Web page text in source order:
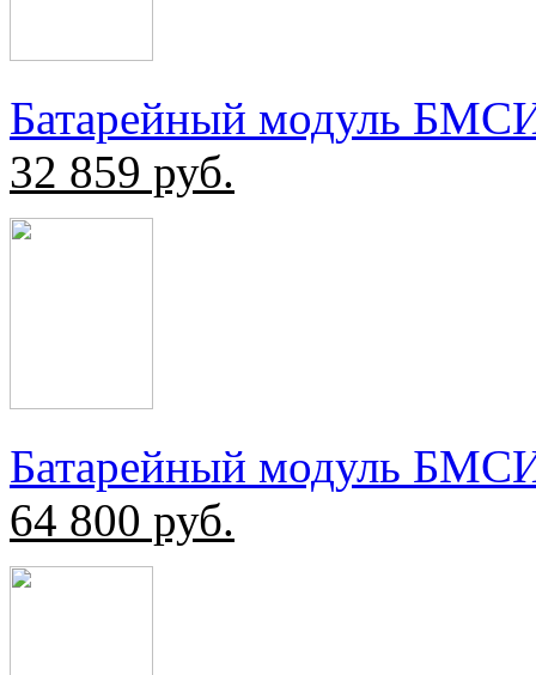
Батарейный модуль
32 859 руб.
Батарейный модуль
64 800 руб.